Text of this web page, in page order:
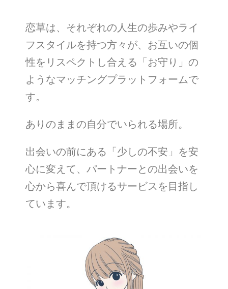
恋草は、それぞれの人生の歩みやライ
フスタイルを持つ方々が、お互いの個
性をリスペクトし合える「お守り」の
ようなマッチングプラットフォームで
す。
ありのままの自分でいられる場所。
出会いの前にある「少しの不安」を安
心に変えて、パートナーとの出会いを
心から喜んで頂けるサービスを目指し
ています。